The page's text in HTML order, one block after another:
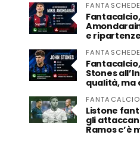
FANTASCHEDE
e
FANTASCHEDE
Stones
qualità, ma
FANTACALCIO
Listone
gli
Ramos c’è